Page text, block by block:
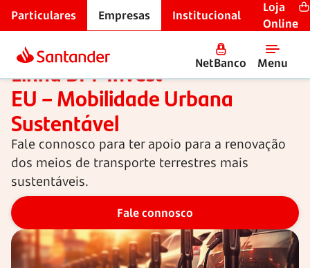
Particulares Empresas Institucional
Loja
Online
NetBanco Menu
Linhas de crédito
Linha BPF Invest
EU –Mobilidade Urbana
Sustentável
Fale connosco para ter apoio para a renovação
dos meios de transporte terrestres mais
sustentáveis.